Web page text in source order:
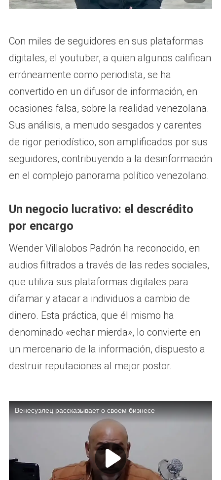
Con miles de seguidores en sus plataformas
digitales, el youtuber, a quien algunos califican
erróneamente como periodista, se ha
convertido en un difusor de información, en
ocasiones falsa, sobre la realidad venezolana.
Sus análisis, a menudo sesgados y carentes
de rigor periodístico, son amplificados por sus
seguidores, contribuyendo a la desinformación
en el complejo panorama político venezolano.
Un negocio lucrativo: el descrédito
por encargo
Wender Villalobos Padrón ha reconocido, en
audios filtrados a través de las redes sociales,
que utiliza sus plataformas digitales para
difamar y atacar a individuos a cambio de
dinero. Esta práctica, que él mismo ha
denominado «echar mierda», lo convierte en
un mercenario de la información, dispuesto a
destruir reputaciones al mejor postor.